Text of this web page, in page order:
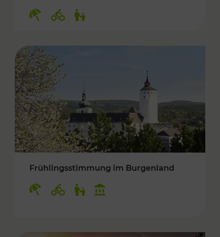
Frühlingsstimmung im Burgenland